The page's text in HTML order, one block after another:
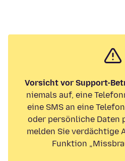
Vorsicht vor Support-
niemals auf, eine
eine SMS an eine
oder persönliche Daten
melden Sie verdächtige
Funktion